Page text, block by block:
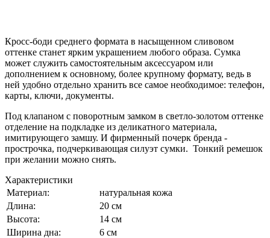
Кросс-боди среднего формата в насыщенном сливовом
оттенке станет ярким украшением любого образа. Сумка
может служить самостоятельным аксессуаром или
дополнением к основному, более крупному формату, ведь в
ней удобно отдельно хранить все самое необходимое: телефон,
карты, ключи, документы.
Под клапаном с поворотным замком в светло-золотом оттенке
отделение на подкладке из деликатного материала,
имитирующего замшу. И фирменный почерк бренда -
прострочка, подчеркивающая силуэт сумки. Тонкий ремешок
при желании можно снять.
Характеристики
Материал:
натуральная кожа
Длина:
20 см
Высота:
14 см
Ширина дна:
6 см